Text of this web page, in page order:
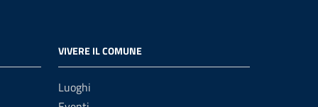
VIVERE IL COMUNE
Luoghi